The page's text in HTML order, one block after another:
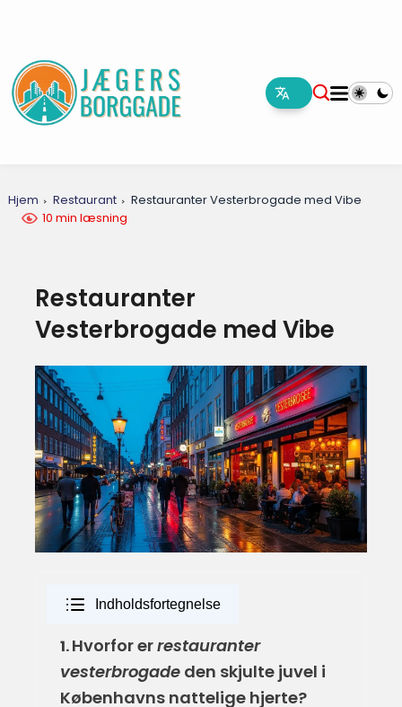
Hjem Restaurant
Restauranter Vesterbrogade med Vibe
10 min læsning
Restauranter
Vesterbrogade med Vibe
Indholdsfortegnelse
1.Hvorfor errestauranter
vesterbrogadeden skjulte juvel i
Københavns nattelige hjerte?